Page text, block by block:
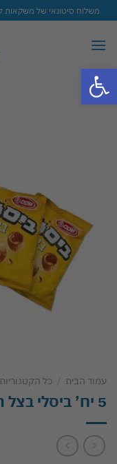
פתח סרגל נגישות
Skip
to
content
משלוח סיטונאי של משקאות לכל
עמוד הבית / כל הקטגוריות
5 יח’ ביסלי בצל רק ב 25ש”ח